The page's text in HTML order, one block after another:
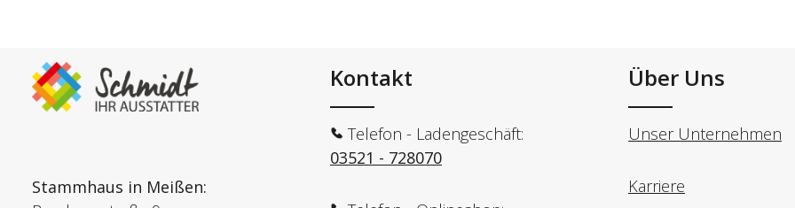
Stammhaus in Meißen:
Kontakt
Telefon - Ladengeschäft:
03521 - 728070
Über Uns
Unser Unternehmen
Karriere